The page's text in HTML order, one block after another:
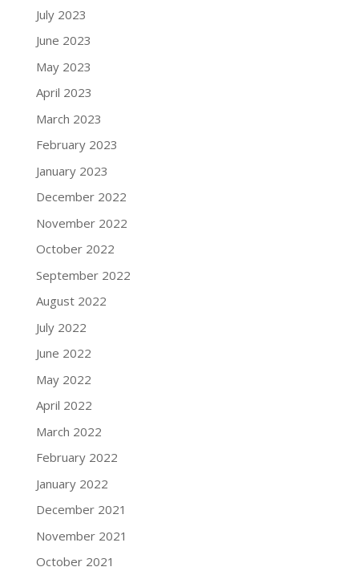
July 2023
June 2023
May 2023
April 2023
March 2023
February 2023
January 2023
December 2022
November 2022
October 2022
September 2022
August 2022
July 2022
June 2022
May 2022
April 2022
March 2022
February 2022
January 2022
December 2021
November 2021
October 2021